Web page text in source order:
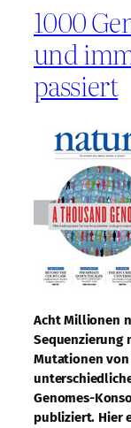
1000
und
passiert
Acht Millionen
Sequenzierung
Mutationen von
Genomes-
publiziert. Hier